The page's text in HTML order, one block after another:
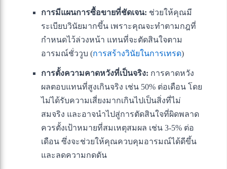
การมีแผนการซื้อขายที่ชัดเจน: ช่วยให้คุณมี
ระเบียบวินัยมากขึ้น เพราะคุณจะทำตามกฎที่
กำหนดไว้ล่วงหน้า แทนที่จะตัดสินใจตาม
อารมณ์ชั่ววูบ (การสร้างวินัยในการเทรด)
การตั้งความคาดหวังที่เป็นจริง: การคาดหวัง
ผลตอบแทนที่สูงเกินจริง เช่น 50% ต่อเดือน โดย
ไม่ได้รับความเสี่ยงมากเกินไปเป็นสิ่งที่ไม่
สมจริง และอาจนำไปสู่การตัดสินใจที่ผิดพลาด
ควรตั้งเป้าหมายที่สมเหตุสมผล เช่น 3-5% ต่อ
เดือน ซึ่งจะช่วยให้คุณควบคุมอารมณ์ได้ดีขึ้น
และลดความกดดัน